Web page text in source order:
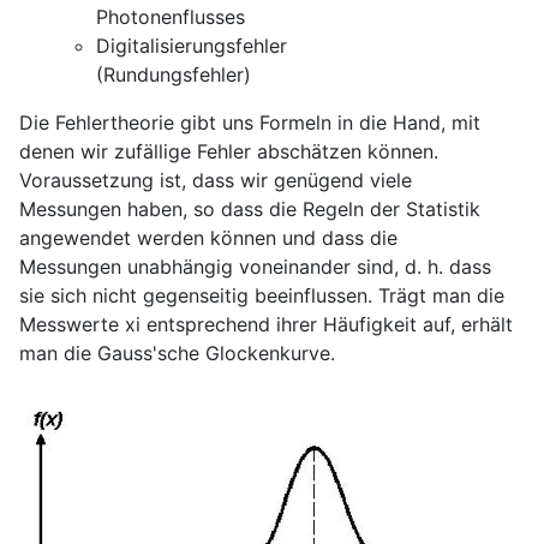
Photonenflusses
Digitalisierungsfehler
(Rundungsfehler)
Die Fehlertheorie gibt uns Formeln in die Hand, mit
denen wir zufällige Fehler abschätzen können.
Voraussetzung ist, dass wir genügend viele
Messungen haben, so dass die Regeln der Statistik
angewendet werden können und dass die
Messungen unabhängig voneinander sind, d. h. dass
sie sich nicht gegenseitig beeinflussen. Trägt man die
Messwerte xi entsprechend ihrer Häufigkeit auf, erhält
man die Gauss'sche Glockenkurve.